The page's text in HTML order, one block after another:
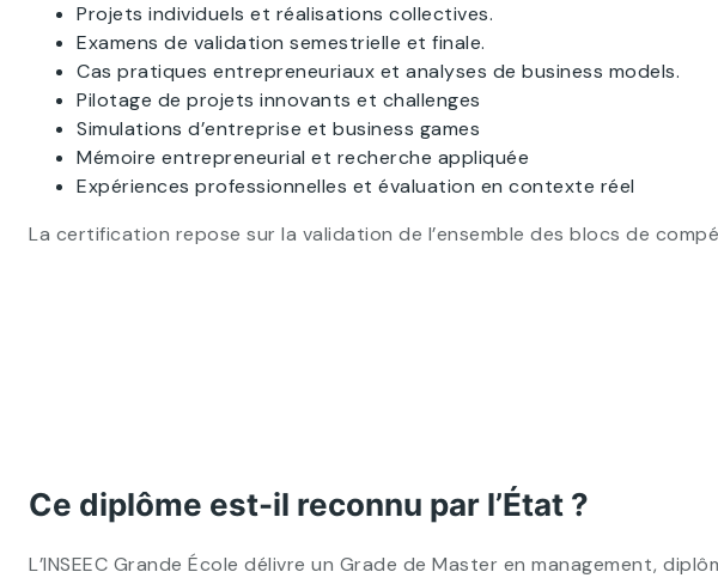
Projets individuels et réalisations collectives.
Examens de validation semestrielle et finale.
Cas pratiques entrepreneuriaux et analyses de business models.
Pilotage de projets innovants et challenges
Simulations d’entreprise et business games
Mémoire entrepreneurial et recherche appliquée
Expériences professionnelles et évaluation en contexte réel
La certification repose sur la validation de l’ensemble des blocs de
Ce diplôme est-il reconnu par l’État ?
L’INSEEC Grande École délivre un Grade de Master en management,